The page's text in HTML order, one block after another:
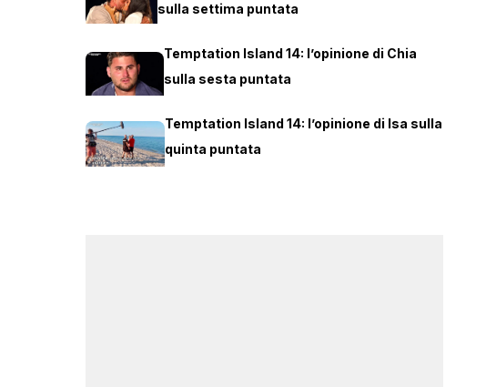
sulla settima puntata
Temptation Island 14: l’opinione di Chia
sulla sesta puntata
Temptation Island 14: l’opinione di Isa sulla
quinta puntata